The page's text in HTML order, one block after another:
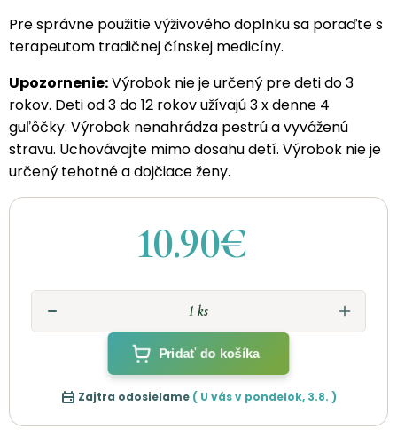
Pre správne použitie výživového doplnku sa poraďte s
terapeutom tradičnej čínskej medicíny.
Upozornenie:Výrobok nie je určený pre deti do 3
rokov. Deti od 3 do 12 rokov užívajú 3 x denne 4
guľôčky. Výrobok nenahrádza pestrú a vyváženú
stravu. Uchovávajte mimo dosahu detí. Výrobok nie je
určený tehotné a dojčiace ženy.
10.90€
Pridať do košíka
Zajtra odosielame ( U vás v pondelok, 3.8. )